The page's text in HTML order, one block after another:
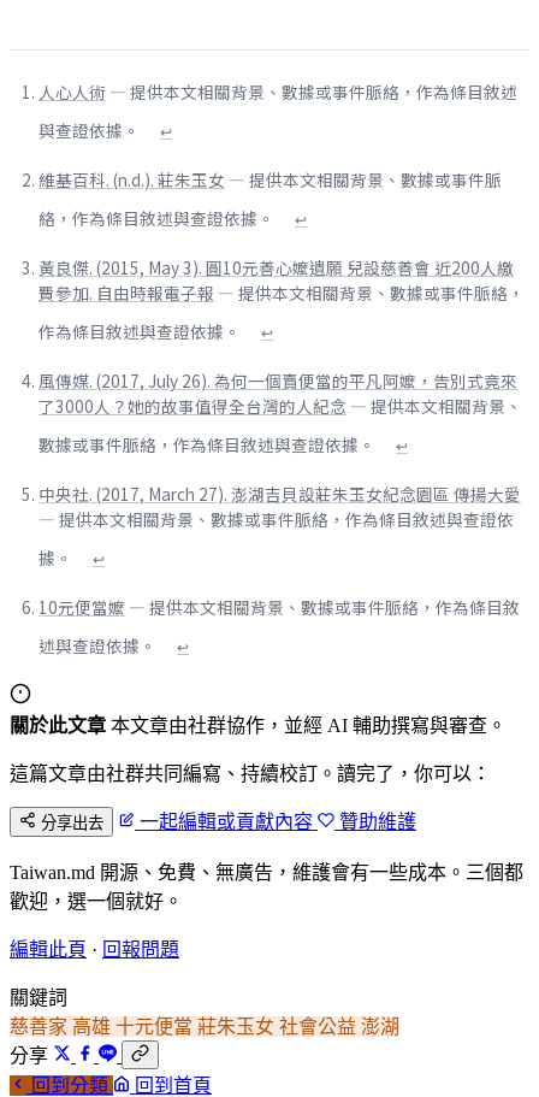
人心人術 — 提供本文相關背景、數據或事件脈絡，作為條目敘述
與查證依據。
↩
維基百科. (n.d.). 莊朱玉女 — 提供本文相關背景、數據或事件脈
絡，作為條目敘述與查證依據。
↩
黃良傑. (2015, May 3). 圓10元善心嬤遺願 兒設慈善會 近200人繳
費參加. 自由時報電子報 — 提供本文相關背景、數據或事件脈絡，
作為條目敘述與查證依據。
↩
風傳媒. (2017, July 26). 為何一個賣便當的平凡阿嬤，告別式竟來
了3000人？她的故事值得全台灣的人紀念 — 提供本文相關背景、
數據或事件脈絡，作為條目敘述與查證依據。
↩
中央社. (2017, March 27). 澎湖吉貝設莊朱玉女紀念園區 傳揚大愛
— 提供本文相關背景、數據或事件脈絡，作為條目敘述與查證依
據。
↩
10元便當嬤 — 提供本文相關背景、數據或事件脈絡，作為條目敘
述與查證依據。
↩
關於此文章 本文章由社群協作，並經 AI 輔助撰寫與審查。
這篇文章由社群共同編寫、持續校訂。讀完了，你可以：
分享出去 一起編輯或貢獻內容 贊助維護
Taiwan.md 開源、免費、無廣告，維護會有一些成本。三個都
歡迎，選一個就好。
編輯此頁 · 回報問題
關鍵詞
慈善家 高雄 十元便當 莊朱玉女 社會公益 澎湖
分享
回到分類
回到首頁